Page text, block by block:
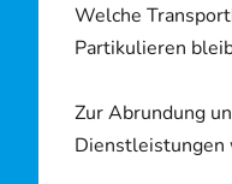
Welche
Partikulieren
Zur Abrundung
Dienstleistungen